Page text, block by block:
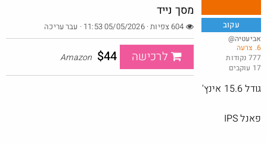
שוב דקו נותנים בראש
$21.7
· ·
עקוב
@אביעטיה
6. צרעה
777 נקודות
17 עוקבים
מסך נייד
· עבר עריכה
לרכישה $44
גודל 15.6 אינץ'
פאנל IPS